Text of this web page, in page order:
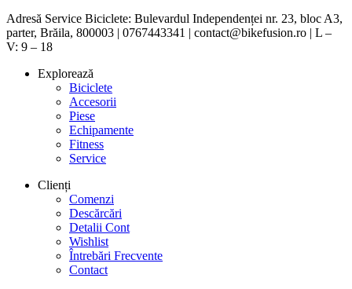
Adresă Service Biciclete: Bulevardul Independenței nr. 23, bloc A3,
parter, Brăila, 800003 | 0767443341 | contact@bikefusion.ro | L –
V: 9 – 18
Explorează
Biciclete
Accesorii
Piese
Echipamente
Fitness
Service
Clienți
Comenzi
Descărcări
Detalii Cont
Wishlist
Întrebări Frecvente
Contact